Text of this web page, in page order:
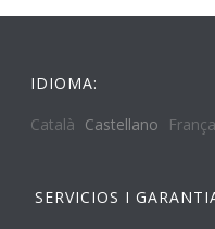
IDIOMA:
Català Castellano
SERVICIOS I